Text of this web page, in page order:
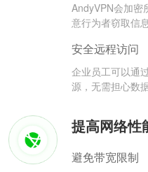
AndyVPN会加密
意行为者窃取信息
安全远程访问
企业员工可以通
源，无需担心数
提高网络性
避免带宽限制